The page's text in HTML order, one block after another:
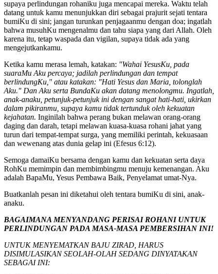
supaya perlindungan rohaniku juga mencapai mereka. Waktu telah
datang untuk kamu menunjukkan diri sebagai prajurit sejati tentara
bumiKu di sini; jangan turunkan penjagaanmu dengan doa; ingatlah
bahwa musuhKu mengenalmu dan tahu siapa yang dari Allah. Oleh
karena itu, tetap waspada dan vigilan, supaya tidak ada yang
mengejutkankamu.
Ketika kamu merasa lemah, katakan: "Wahai YesusKu, pada
suaraMu Aku percaya; jadilah perlindungan dan tempat
berlindungKu," atau katakan: "Hati Yesus dan Maria, tolonglah
Aku." Dan Aku serta BundaKu akan datang menolongmu. Ingatlah,
anak-anaku, petunjuk-petunjuk ini dengan sangat hati-hati, ukirkan
dalam pikiranmu, supaya kamu tidak tertunduk oleh kekuatan
kejahatan. Inginilah bahwa perang bukan melawan orang-orang
daging dan darah, tetapi melawan kuasa-kuasa rohani jahat yang
turun dari tempat-tempat surga, yang memiliki perintah, kekuasaan
dan wewenang atas dunia gelap ini (Efesus 6:12).
Semoga damaiKu bersama dengan kamu dan kekuatan serta daya
RohKu memimpin dan membimbingmu menuju kemenangan. Aku
adalah BapaMu, Yesus Pembawa Baik, Penyelamat umat-Nya.
Buatkanlah pesan ini diketahui oleh tentara bumiKu di sini, anak-
anaku.
BAGAIMANA MENYANDANG PERISAI ROHANI UNTUK
PERLINDUNGAN PADA MASA-MASA PEMBERSIHAN INI!
UNTUK MENYEMATKAN BAJU ZIRAD, HARUS
DISIMULASIKAN SEOLAH-OLAH SEDANG DINYATAKAN
SEBAGAI INI: